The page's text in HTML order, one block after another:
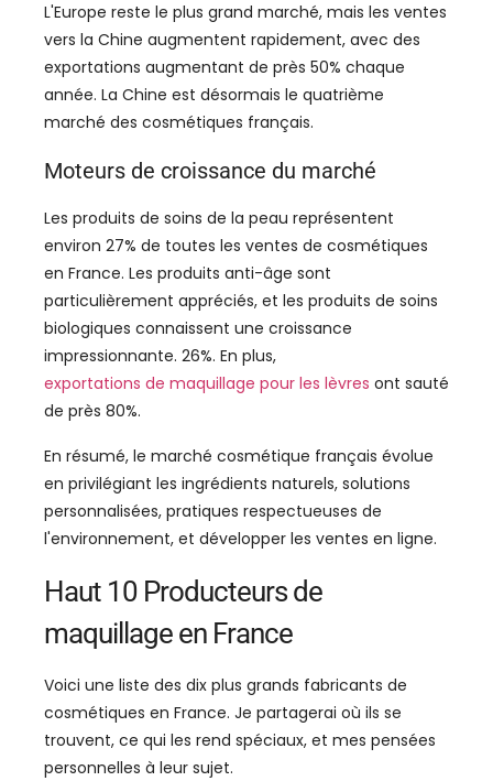
L'Europe reste le plus grand marché, mais les ventes
vers la Chine augmentent rapidement, avec des
exportations augmentant de près 50% chaque
année. La Chine est désormais le quatrième
marché des cosmétiques français.
Moteurs de croissance du marché
Les produits de soins de la peau représentent
environ 27% de toutes les ventes de cosmétiques
en France. Les produits anti-âge sont
particulièrement appréciés, et les produits de soins
biologiques connaissent une croissance
impressionnante. 26%. En plus,
exportations de maquillage pour les lèvres ont sauté
de près 80%.
En résumé, le marché cosmétique français évolue
en privilégiant les ingrédients naturels, solutions
personnalisées, pratiques respectueuses de
l'environnement, et développer les ventes en ligne.
Haut 10 Producteurs de
maquillage en France
Voici une liste des dix plus grands fabricants de
cosmétiques en France. Je partagerai où ils se
trouvent, ce qui les rend spéciaux, et mes pensées
personnelles à leur sujet.